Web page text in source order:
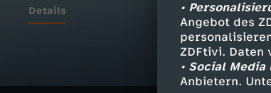
•
Angebot des
ZDFtivi. Daten
• Social
Anbietern.
Details